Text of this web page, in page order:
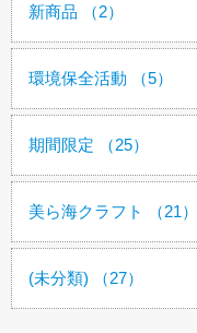
新商品 （2）
環境保全活動 （5）
期間限定 （25）
美ら海クラフト （21）
(未分類) （27）